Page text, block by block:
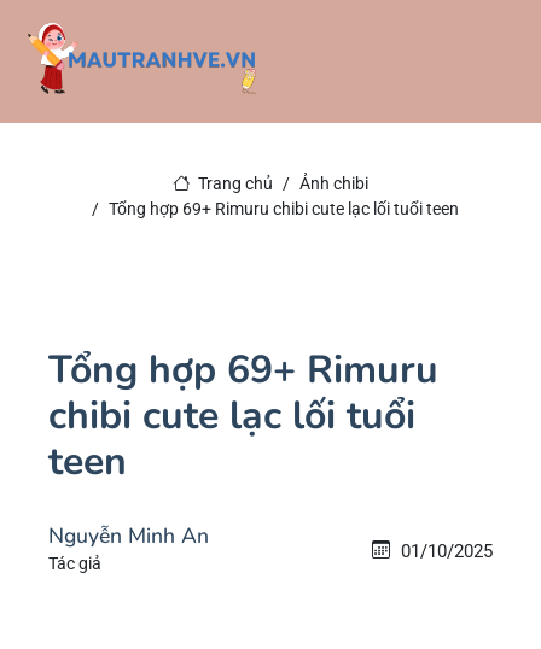
Trang chủ
Ảnh chibi
Tổng hợp 69+ Rimuru chibi cute lạc lối tuổi teen
Tổng hợp 69+ Rimuru
chibi cute lạc lối tuổi
teen
Nguyễn Minh An
Tác giả
01/10/2025